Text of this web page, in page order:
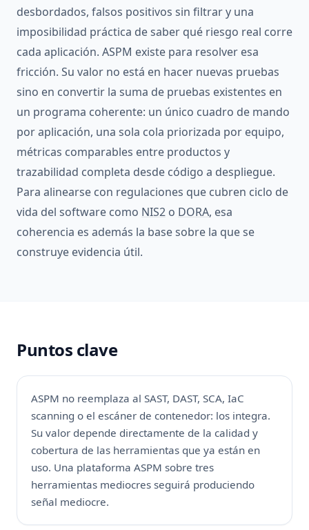
desbordados, falsos positivos sin filtrar y una
imposibilidad práctica de saber qué riesgo real corre
cada aplicación. ASPM existe para resolver esa
fricción. Su valor no está en hacer nuevas pruebas
sino en convertir la suma de pruebas existentes en
un programa coherente: un único cuadro de mando
por aplicación, una sola cola priorizada por equipo,
métricas comparables entre productos y
trazabilidad completa desde código a despliegue.
Para alinearse con regulaciones que cubren ciclo de
vida del software como NIS2 o DORA, esa
coherencia es además la base sobre la que se
construye evidencia útil.
Puntos clave
ASPM no reemplaza al SAST, DAST, SCA, IaC
scanning o el escáner de contenedor: los integra.
Su valor depende directamente de la calidad y
cobertura de las herramientas que ya están en
uso. Una plataforma ASPM sobre tres
herramientas mediocres seguirá produciendo
señal mediocre.